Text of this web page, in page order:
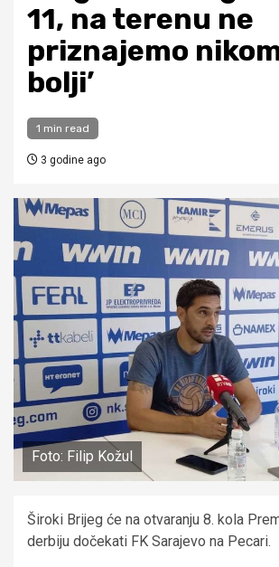
11, na terenu ne
priznajemo
bolji’
1 min read
3 godine ago
Foto: Filip Kožul
Široki Brijeg će na otvaranju 8. kola
derbiju dočekati FK Sarajevo na Pecari.